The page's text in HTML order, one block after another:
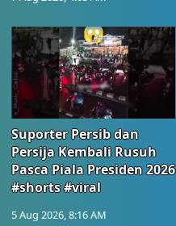
Suporter Persib dan
Persija Kembali Rusuh
Pasca Piala Presiden 2026
#shorts #viral
5 Aug 2026, 8:16 AM